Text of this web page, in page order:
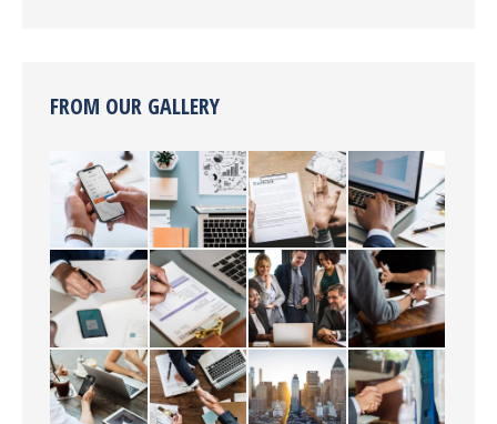
FROM OUR GALLERY